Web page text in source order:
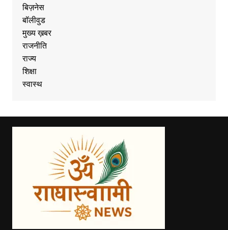
बिज़नेस
बॉलीवुड
मुख्य ख़बर
राजनीति
राज्य
शिक्षा
स्वास्थ